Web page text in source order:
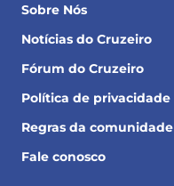
Sobre Nós
Notícias do Cruzeiro
Fórum do Cruzeiro
Política de privacidade
Regras da comunidade
Fale conosco